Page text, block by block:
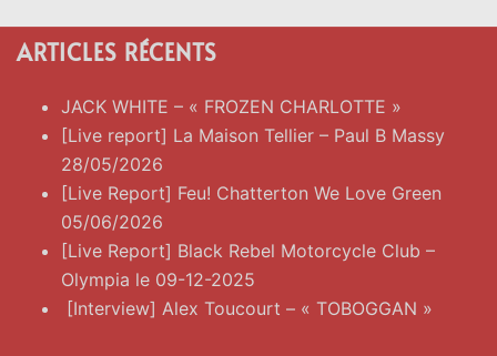
ARTICLES RÉCENTS
JACK WHITE – « FROZEN CHARLOTTE »
[Live report] La Maison Tellier – Paul B Massy
28/05/2026
[Live Report] Feu! Chatterton We Love Green
05/06/2026
[Live Report] Black Rebel Motorcycle Club –
Olympia le 09-12-2025
[Interview] Alex Toucourt – « TOBOGGAN »